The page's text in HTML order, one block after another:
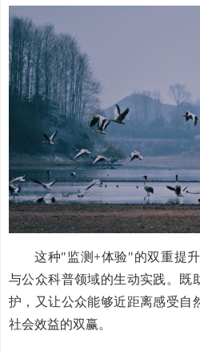
这种"监测+体验"的双重提
与公众科普领域的生动实践。既
护，又让公众能够近距离感受自
社会效益的双赢。